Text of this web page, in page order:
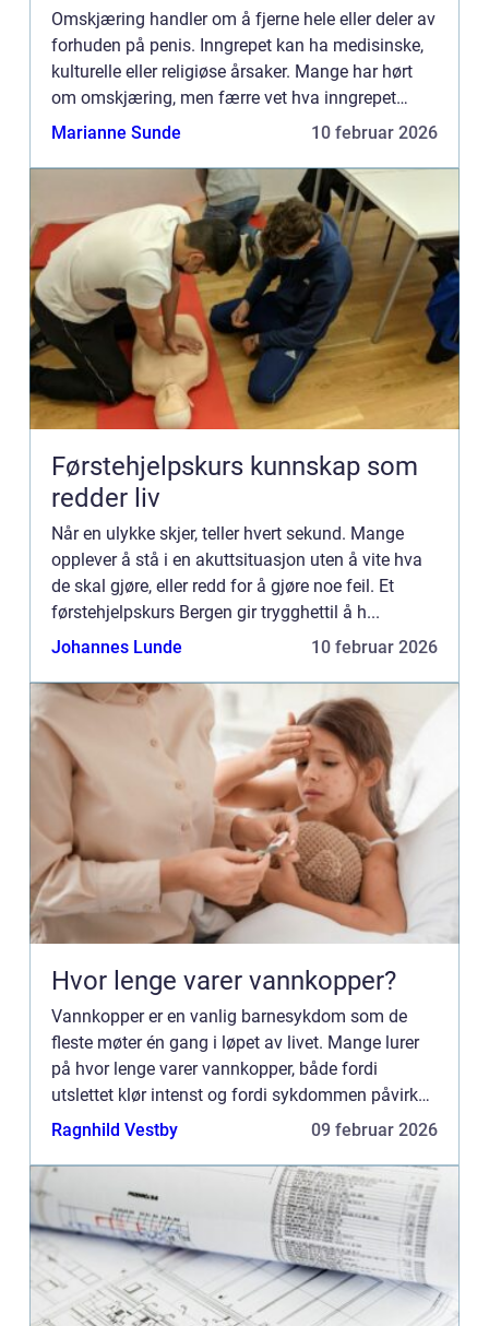
Omskjæring handler om å fjerne hele eller deler av
forhuden på penis. Inngrepet kan ha medisinske,
kulturelle eller religiøse årsaker. Mange har hørt
om omskjæring, men færre vet hva inngrepet
faktisk innebærer, når det er nødvendig og hvilke
Marianne Sunde 10 februar 2026
Førstehjelpskurs kunnskap som
redder liv
Når en ulykke skjer, teller hvert sekund. Mange
opplever å stå i en akuttsituasjon uten å vite hva
de skal gjøre, eller redd for å gjøre noe feil. Et
førstehjelpskurs Bergen gir trygghettil å h...
Johannes Lunde
10 februar 2026
Hvor lenge varer vannkopper?
Vannkopper er en vanlig barnesykdom som de
fleste møter én gang i løpet av livet. Mange lurer
på hvor lenge varer vannkopper, både fordi
utslettet klør intenst og fordi sykdommen påvirker
hverdagen til hele familien. Tidsforløpet er ganske
Ragnhild Vestby 09 februar 2026